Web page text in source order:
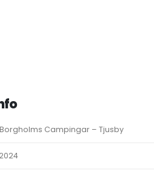
Borgholms Campingar – Tjusby
2024